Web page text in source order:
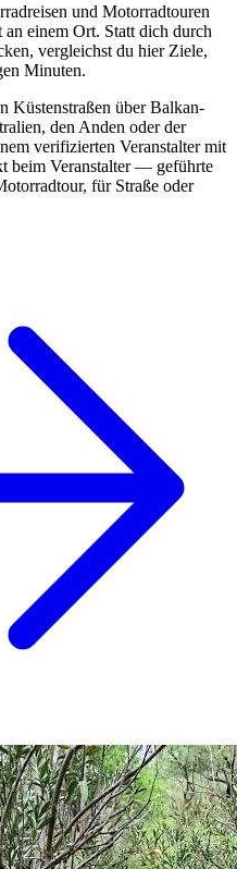
und Motorradtouren
an einem Ort. Statt dich durch
vergleichst du hier Ziele,
Minuten.
Küstenstraßen über Balkan-
den Anden oder der
verifizierten Veranstalter mit
beim Veranstalter — geführte
für Straße oder